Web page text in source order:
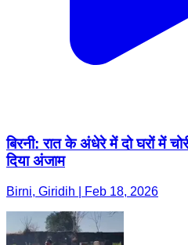
बिरनी: रात के अंधेरे में दो घरों में
दिया अंजाम
Birni, Giridih | Feb 18, 2026